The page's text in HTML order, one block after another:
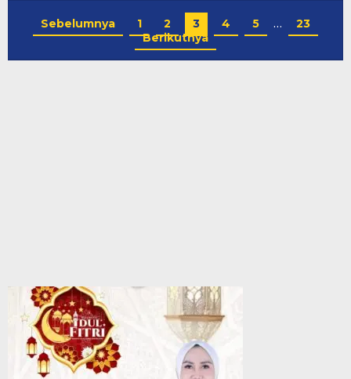
Sebelumnya 1 2 3 4 5 …
23
Berikutnya